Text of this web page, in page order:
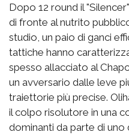
Dopo 12 round il
di fronte al nutrito
studio, un paio di ganci
tattiche hanno
spesso allacciato al
un avversario dalle leve
traiettorie più precise.
il colpo risolutore in una
dominanti da parte di